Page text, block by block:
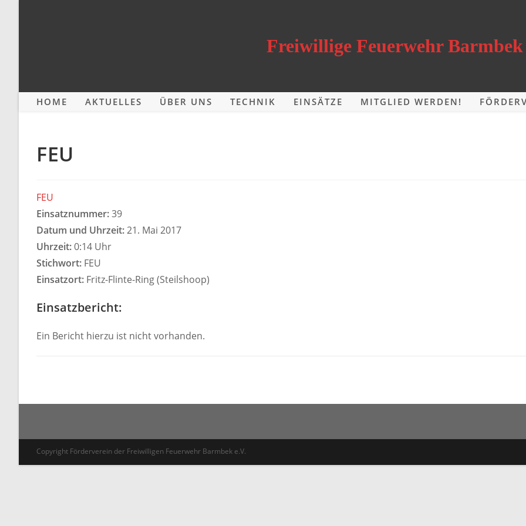
Freiwillige Feuerwehr Barmbek
HOME AKTUELLES ÜBER UNS TECHNIK EINSÄTZE MITGLIED WERDEN!
FEU
FEU
Einsatznummer:39
Datum und Uhrzeit:21. Mai 2017
Uhrzeit:0:14 Uhr
Stichwort: FEU
Einsatzort: Fritz-Flinte-Ring (Steilshoop)
Einsatzbericht:
Ein Bericht hierzu ist nicht vorhanden.
Copyright Förderverein der Freiwilligen Feuerwehr Barmbek e.V.